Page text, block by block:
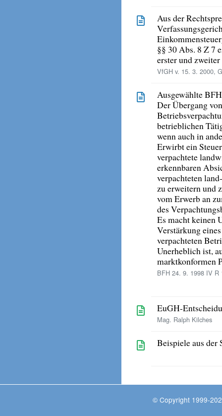
Aus der
§§ 30 Abs. 8 Z 7
erster und
VfGH v. 15. 3. 2000,
Ausgewählte
Der Übergang
betrieblichen
wenn auch in
Erwirbt ein
verpachtete
erkennbaren
verpachteten
zu erweitern und
vom Erwerb an
des
Es macht keinen
Verstärkung
verpachteten
Unerheblich ist,
marktkonformen
BFH 24. 9. 1998 IV
EuGH-
Mag. Ralph Kilches
Beispiele aus der
© Copyright 1999-